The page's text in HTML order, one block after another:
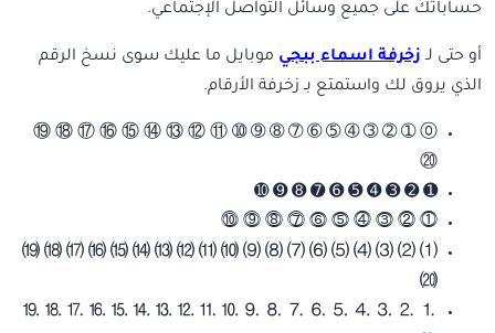
حساباتك على جميع وسائل التواصل الإجتماعي.
أو حتى لـ زخرفة اسماء ببجي موبايل ما عليك سوى نسخ الرقم
الذي يروق لك واستمتع بـ زخرفة الأرقام.
⓪ ➀ ➁ ➂ ➃ ➄ ➅ ➆ ➇ ➈ ➉ ⑪ ⑫ ⑬ ⑭ ⑮ ⑯ ⑰ ⑱ ⑲
⑳
➊ ➋ ➌ ➍ ➎ ➏ ➐ ➑ ➒ ➓
⓵ ⓶ ⓷ ⓸ ⓹ ⓺ ⓻ ⓼ ⓽ ⓾
⑴ ⑵ ⑶ ⑷ ⑸ ⑹ ⑺ ⑻ ⑼ ⑽ ⑾ ⑿ ⒀ ⒁ ⒂ ⒃ ⒄ ⒅ ⒆
⒇
⒈ ⒉ ⒊ ⒋ ⒌ ⒍ ⒎ ⒏ ⒐ ⒑ ⒒ ⒓ ⒔ ⒕ ⒖ ⒗ ⒘ ⒙ ⒚